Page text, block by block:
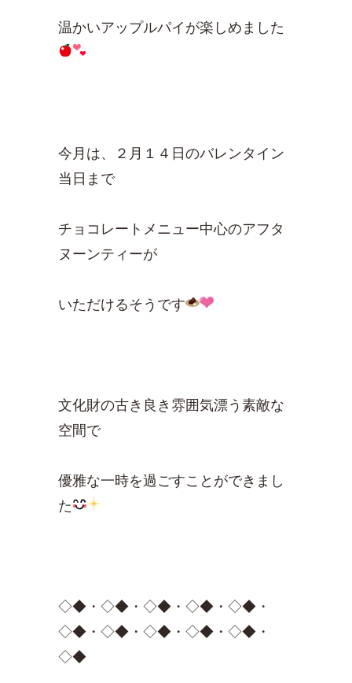
温かいアップルパイが楽しめました
今月は、２月１４日のバレンタイン
当日まで
チョコレートメニュー中心のアフタ
ヌーンティーが
いただけるそうです
文化財の古き良き雰囲気漂う素敵な
空間で
優雅な一時を過ごすことができまし
た
◇◆・◇◆・◇◆・◇◆・◇◆・
◇◆・◇◆・◇◆・◇◆・◇◆・
◇◆